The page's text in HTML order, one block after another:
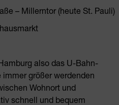
– Millerntor (heute St. Pauli)
also das U-Bahn-
größer werdenden
Wohnort und
schnell und bequem